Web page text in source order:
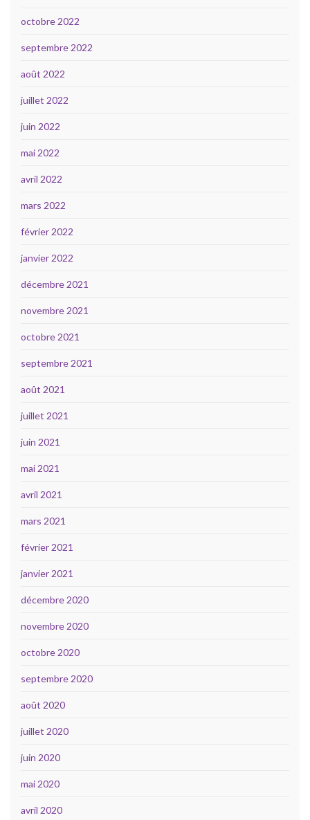
octobre 2022
septembre 2022
août 2022
juillet 2022
juin 2022
mai 2022
avril 2022
mars 2022
février 2022
janvier 2022
décembre 2021
novembre 2021
octobre 2021
septembre 2021
août 2021
juillet 2021
juin 2021
mai 2021
avril 2021
mars 2021
février 2021
janvier 2021
décembre 2020
novembre 2020
octobre 2020
septembre 2020
août 2020
juillet 2020
juin 2020
mai 2020
avril 2020